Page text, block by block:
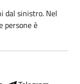
dal sinistro. Nel
persone è